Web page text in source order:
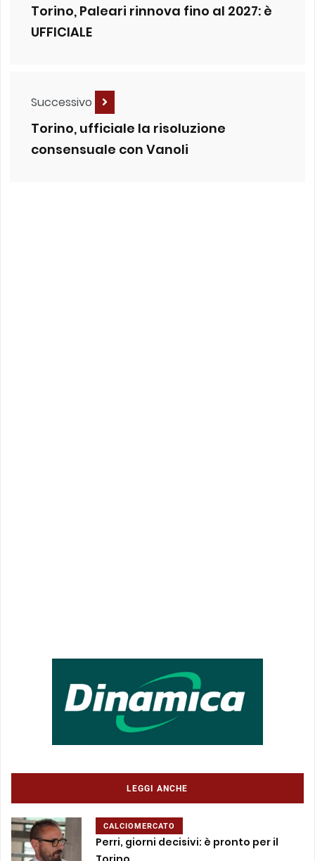
Torino, Paleari rinnova fino al 2027: è
UFFICIALE
Successivo
Torino, ufficiale la risoluzione
consensuale con Vanoli
LEGGI ANCHE
CALCIOMERCATO
Perri, giorni decisivi: è pronto per il